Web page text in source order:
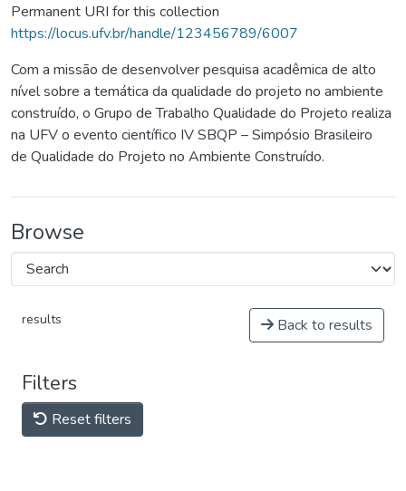
Permanent URI for this collection
https://locus.ufv.br/handle/123456789/6007
Com a missão de desenvolver pesquisa acadêmica de alto
nível sobre a temática da qualidade do projeto no ambiente
construído, o Grupo de Trabalho Qualidade do Projeto realiza
na UFV o evento científico IV SBQP – Simpósio Brasileiro
de Qualidade do Projeto no Ambiente Construído.
Browse
results Back to results
Filters
Reset filters